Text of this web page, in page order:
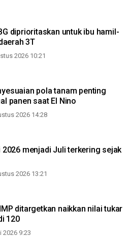
diprioritaskan untuk ibu hamil-
3T
2026 10:21
pola tanam penting
panen saat El Nino
2026 14:28
2026 menjadi Juli terkering sejak
2026 13:21
ditargetkan naikkan nilai tukar
120
2026 9:23